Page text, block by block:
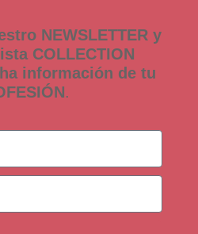
NEWSLETTER y
COLLECTION
información de tu
.